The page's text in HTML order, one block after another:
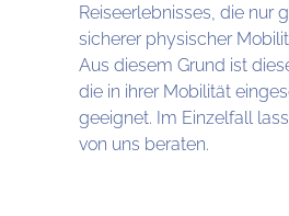
Reiseerlebnisses, die nur
sicherer physischer
Aus diesem Grund ist
die in ihrer Mobilität
geeignet. Im Einzelfall
von uns beraten.